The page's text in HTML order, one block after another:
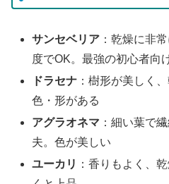
サンセベリア ：乾燥に非
度でOK。最強の初心者向
ドラセナ ：樹形が美しく
色・形がある
アグラオネマ ：細い葉で
夫。色が美しい
ユーカリ ：香りもよく、